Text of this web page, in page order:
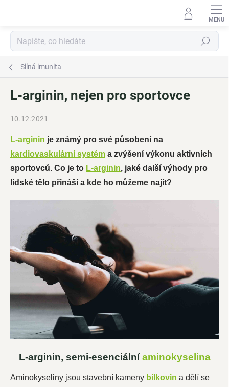
Hledat
Silná imunita
L-arginin, nejen pro sportovce
10.12.2021
L-arginin je známý pro své působení na
kardiovaskulární systém a zvýšení výkonu aktivních
sportovců. Co je to L-arginin, jaké další výhody pro
lidské tělo přináší a kde ho můžeme najít?
L-arginin, semi-esenciálníaminokyselina
Aminokyseliny jsou stavební kameny bílkovin a dělí se